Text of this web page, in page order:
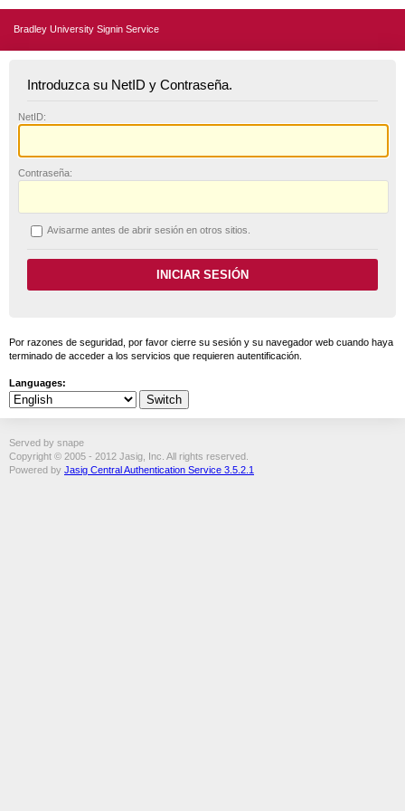
Bradley University Signin Service
Introduzca su NetID y Contraseña.
NetID:
Contraseña:
Avisarme antes de abrir sesión en otros sitios.
Por razones de seguridad, por favor cierre su sesión y su navegador web cuando haya
terminado de acceder a los servicios que requieren autentificación.
Languages:
Served by snape
Copyright © 2005 - 2012 Jasig, Inc. All rights reserved.
Powered by Jasig Central Authentication Service 3.5.2.1